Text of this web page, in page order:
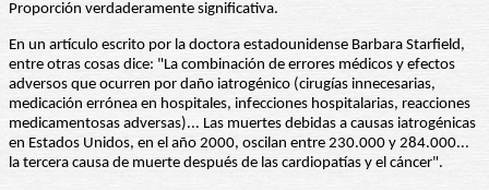
Proporción verdaderamente significativa.
En un artículo escrito por la doctora estadounidense Barbara Starfield,
entre otras cosas dice: "La combinación de errores médicos y efectos
adversos que ocurren por daño iatrogénico (cirugías innecesarias,
medicación errónea en hospitales, infecciones hospitalarias, reacciones
medicamentosas adversas)... Las muertes debidas a causas iatrogénicas
en Estados Unidos, en el año 2000, oscilan entre 230.000 y 284.000...
la tercera causa de muerte después de las cardiopatías y el cáncer".